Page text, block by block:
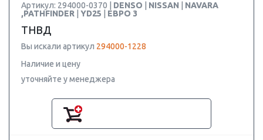
Артикул: 294000-0370 | DENSO NISSAN
NAVARA
,PATHFINDER
YD25 ЕВРО 3
ТНВД
Вы искали артикул 294000-1228
Наличие и цену
уточняйте у менеджера